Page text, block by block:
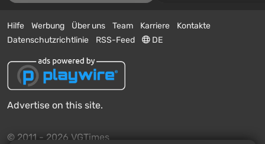
Hilfe Werbung Über uns Team Karriere
Kontakte
Datenschutzrichtlinie
RSS-Feed DE
Advertise on this site.
© 2011 - 2026 VGTimes